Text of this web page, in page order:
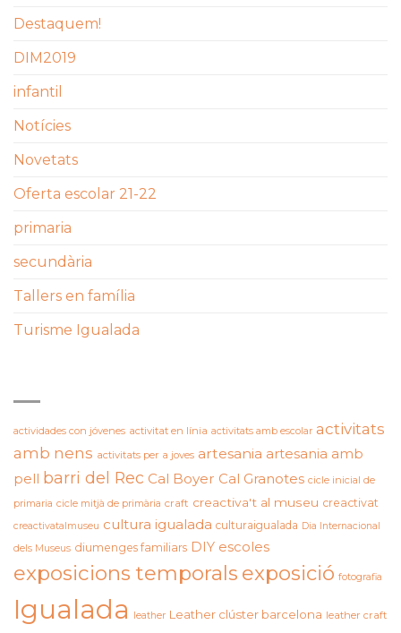
Destaquem!
DIM2019
infantil
Notícies
Novetats
Oferta escolar 21-22
primaria
secundària
Tallers en família
Turisme Igualada
actividades con jóvenes activitat en línia activitats amb escolar activitats
amb nens activitats per a joves artesania artesania amb
pell barri del Rec Cal Boyer Cal Granotes cicle inicial de
primaria cicle mitjà de primària craft creactiva't al museu creactivat
creactivatalmuseu cultura igualada culturaigualada Dia Internacional
dels Museus diumenges familiars DIY escoles
exposicions temporals exposició fotografia
Igualada leather Leather clúster barcelona leather craft